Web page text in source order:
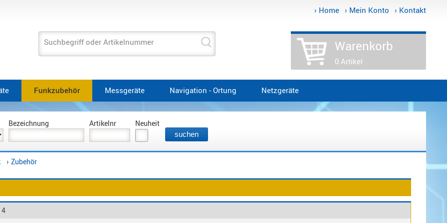
› Home › Mein Konto › Kontakt
Suchbegriff oder Artikelnummer Warenkorb
0 Artikel
Funkzubehör Messgeräte Navigation - Ortung Netzgeräte
Bezeichnung Artikelnr Neuheit
› Zubehör
4